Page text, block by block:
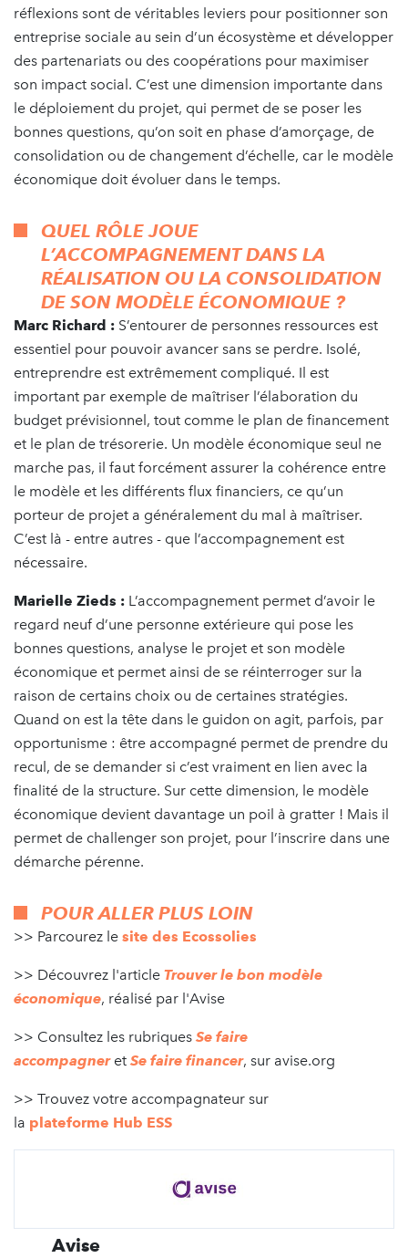
réflexions sont de véritables leviers pour positionner son
entreprise sociale au sein d’un écosystème et développer
des partenariats ou des coopérations pour maximiser
son impact social. C’est une dimension importante dans
le déploiement du projet, qui permet de se poser les
bonnes questions, qu’on soit en phase d’amorçage, de
consolidation ou de changement d’échelle, car le modèle
économique doit évoluer dans le temps.
QUEL RÔLE JOUE
L’ACCOMPAGNEMENT DANS LA
RÉALISATION OU LA CONSOLIDATION
DE SON MODÈLE ÉCONOMIQUE ?
Marc Richard : S’entourer de personnes ressources est
essentiel pour pouvoir avancer sans se perdre. Isolé,
entreprendre est extrêmement compliqué. Il est
important par exemple de maîtriser l’élaboration du
budget prévisionnel, tout comme le plan de financement
et le plan de trésorerie. Un modèle économique seul ne
marche pas, il faut forcément assurer la cohérence entre
le modèle et les différents flux financiers, ce qu’un
porteur de projet a généralement du mal à maîtriser.
C’est là - entre autres - que l’accompagnement est
nécessaire.
Marielle Zieds : L’accompagnement permet d’avoir le
regard neuf d’une personne extérieure qui pose les
bonnes questions, analyse le projet et son modèle
économique et permet ainsi de se réinterroger sur la
raison de certains choix ou de certaines stratégies.
Quand on est la tête dans le guidon on agit, parfois, par
opportunisme : être accompagné permet de prendre du
recul, de se demander si c’est vraiment en lien avec la
finalité de la structure. Sur cette dimension, le modèle
économique devient davantage un poil à gratter ! Mais il
permet de challenger son projet, pour l’inscrire dans une
démarche pérenne.
POUR ALLER PLUS LOIN
>> Parcourez le site des Ecossolies
>> Découvrez l'article Trouver le bon modèle
économique, réalisé par l'Avise
>> Consultez les rubriquesSe faire
accompagneretSe faire financer, sur avise.org
>> Trouvez votre accompagnateur sur
la plateforme Hub ESS
Avise